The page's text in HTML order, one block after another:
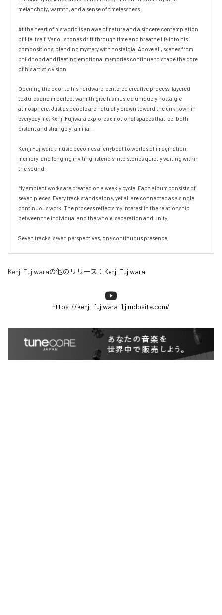
melancholy, warmth, and a sense of timelessness.
At the heart of his world is an awe of nature and a sincere contemplation
of life itself. Various tones drift through time and breathe life into his
compositions, blending mystery with nostalgia. Above all, scenes from
childhood and fleeting emotional memories continue to shape the core
of his artistic vision.
Opening the door to his hardware-centered creative process, layered
textures and imperfect warmth give his music a uniquely nostalgic
atmosphere. Just as people are naturally drawn toward the unknown in
everyday life, Kenji Fujiwara explores emotional spaces that feel both
distant and strangely familiar.
Kenji Fujiwara's music becomes a ferryboat to worlds of imagination,
memory, and longing inviting listeners into stories quietly waiting within
the sound.
My ambient works are created on a weekly cycle. Each album consists of
seven pieces. Every track stands alone, yet all are connected as a single
continuous work. The process reflects my interest in the relationship
between the individual and the whole, separation and unity.
Seven tracks, seven perspectives, one continuous presence.
Kenji Fujiwaraの他のリリース： Kenji Fujiwara
https://kenji-fujiwara-1.jimdosite.com/